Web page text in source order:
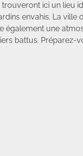
trouveront ici un lieu
envahis. La
également une
battus. Préparez-